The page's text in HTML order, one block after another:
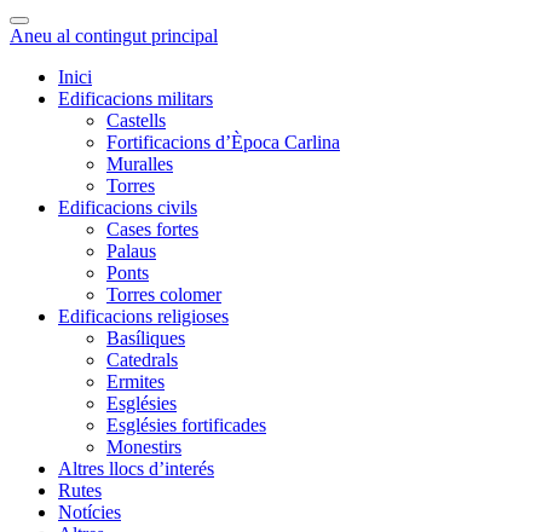
Aneu al contingut principal
Inici
Edificacions militars
Castells
Fortificacions d’Època Carlina
Muralles
Torres
Edificacions civils
Cases fortes
Palaus
Ponts
Torres colomer
Edificacions religioses
Basíliques
Catedrals
Ermites
Esglésies
Esglésies fortificades
Monestirs
Altres llocs d’interés
Rutes
Notícies